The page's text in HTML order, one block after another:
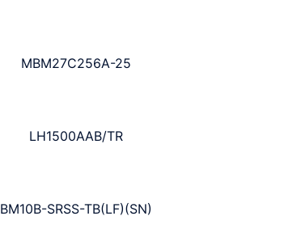
MBM27C256A-25
LH1500AAB/TR
BM10B-SRSS-TB(LF)(SN)